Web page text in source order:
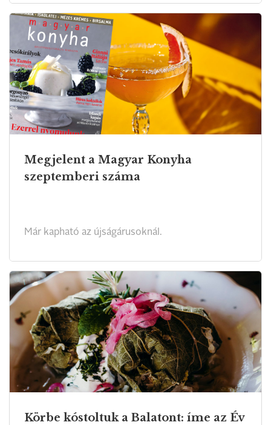
Megjelent a Magyar Konyha
szeptemberi száma
Már kapható az újságárusoknál.
Körbe kóstoltuk a Balatont: íme az Év